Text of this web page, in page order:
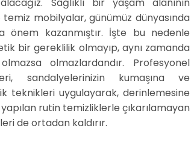
mobilyalar, günümüz dünyasında
önem kazanmıştır. İşte bu nedenle
bir gereklilik olmayıp, aynı zamanda
olmazlardandır. Profesyonel
sandalyelerinizin kumaşına ve
teknikleri uygulayarak, derinlemesine
rutin temizliklerle çıkarılamayan
de ortadan kaldırır.